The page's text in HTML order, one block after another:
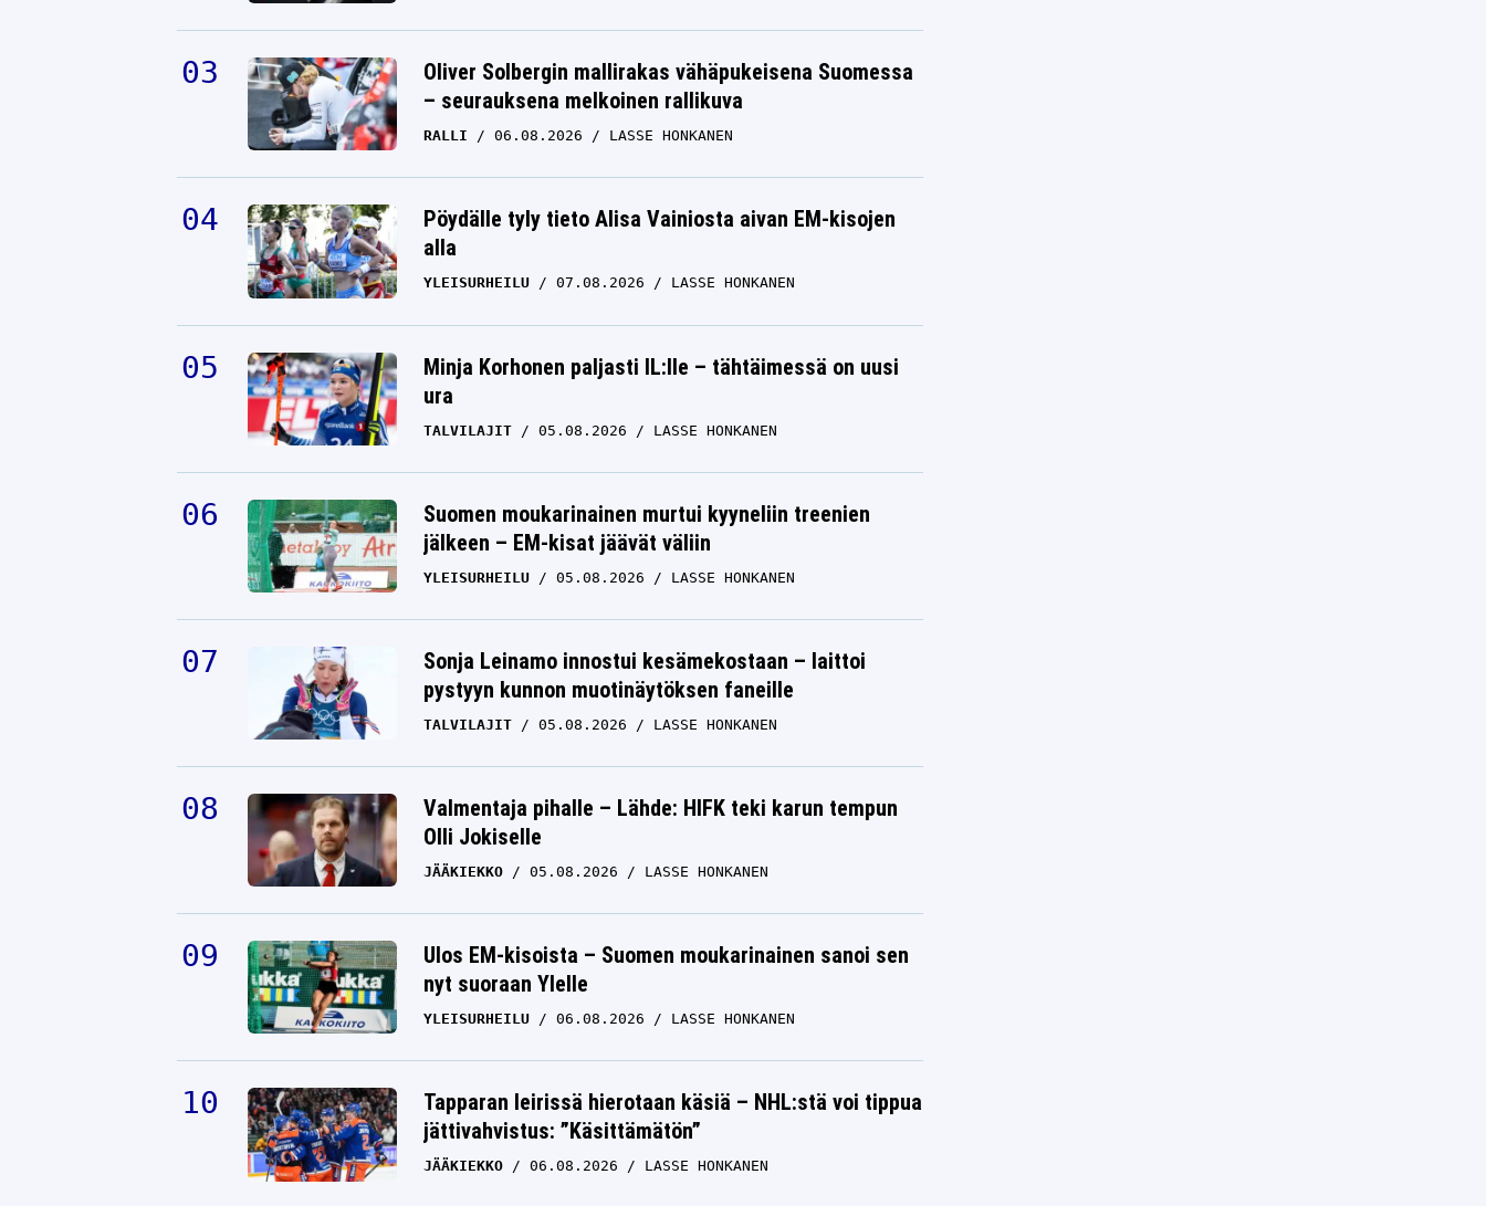
Oliver Solbergin mallirakas vähäpukeisena Suomessa
– seurauksena melkoinen rallikuva
RALLI 06.08.2026 LASSE HONKANEN
Pöydälle tyly tieto Alisa Vainiosta aivan EM-kisojen
alla
YLEISURHEILU 07.08.2026 LASSE HONKANEN
Minja Korhonen paljasti IL:lle – tähtäimessä on uusi
ura
TALVILAJIT 05.08.2026 LASSE HONKANEN
Suomen moukarinainen murtui kyyneliin treenien
jälkeen – EM-kisat jäävät väliin
YLEISURHEILU 05.08.2026 LASSE HONKANEN
Sonja Leinamo innostui kesämekostaan – laittoi
pystyyn kunnon muotinäytöksen faneille
TALVILAJIT 05.08.2026 LASSE HONKANEN
Valmentaja pihalle – Lähde: HIFK teki karun tempun
Olli Jokiselle
JÄÄKIEKKO 05.08.2026 LASSE HONKANEN
Ulos EM-kisoista – Suomen moukarinainen sanoi sen
nyt suoraan Ylelle
YLEISURHEILU 06.08.2026 LASSE HONKANEN
Tapparan leirissä hierotaan käsiä – NHL:stä voi tippua
jättivahvistus: ”Käsittämätön”
JÄÄKIEKKO 06.08.2026 LASSE HONKANEN